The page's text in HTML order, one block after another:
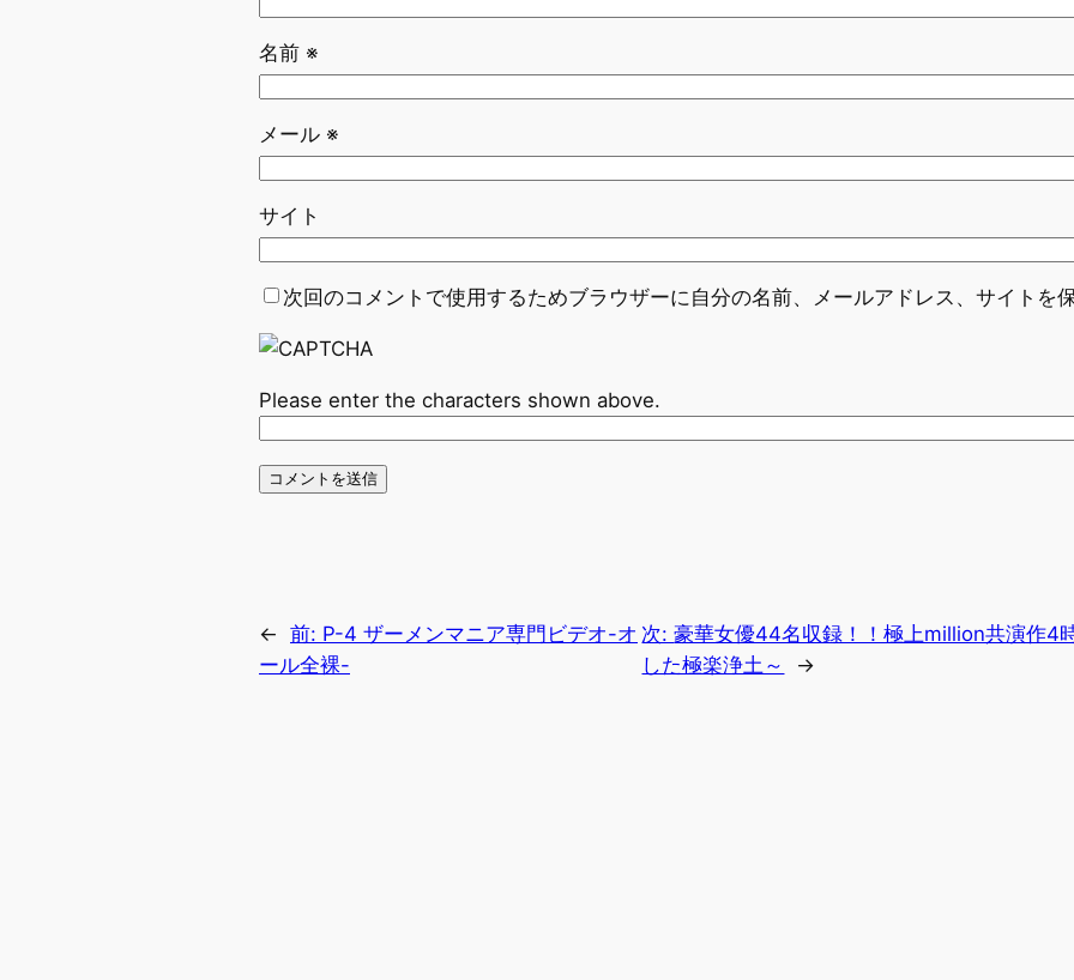
名前 ※
メール ※
サイト
次回のコメントで使用するためブラウザーに自分の名前、メールアドレス、サイトを保
Please enter the characters shown above.
← 前: P-4 ザーメンマニア専門ビデオ-オ
ール全裸-
次:豪華女優44名収録！！極上million共演作4
した極楽浄土～
→